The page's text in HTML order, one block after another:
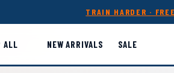
TRAIN HARDER ·
ALL NEW ARRIVALS SALE